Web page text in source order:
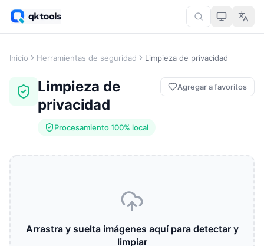
Inicio Herramientas de seguridad Limpieza de privacidad
Limpieza de
privacidad
Procesamiento 100% local
Agregar a favoritos
Arrastra y suelta imágenes aquí para detectar y
limpiar